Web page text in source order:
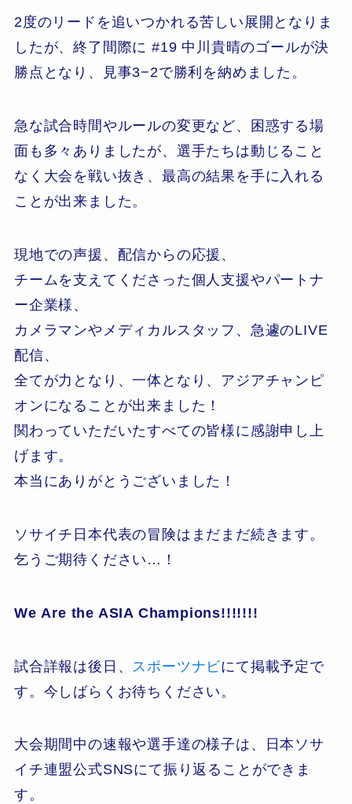
2度のリードを追いつかれる苦しい展開となりま
したが、終了間際に #19 中川貴晴のゴールが決
勝点となり、見事3−2で勝利を納めました。
急な試合時間やルールの変更など、困惑する場
面も多々ありましたが、選手たちは動じること
なく大会を戦い抜き、最高の結果を手に入れる
ことが出来ました。
現地での声援、配信からの応援、
チームを支えてくださった個人支援やパートナ
ー企業様、
カメラマンやメディカルスタッフ、急遽のLIVE
配信、
全てが力となり、一体となり、アジアチャンピ
オンになることが出来ました！
関わっていただいたすべての皆様に感謝申し上
げます。
本当にありがとうございました！
ソサイチ日本代表の冒険はまだまだ続きます。
乞うご期待ください…！
We Are the ASIA Champions!!!!!!!
試合詳報は後日、 スポーツナビにて掲載予定で
す。今しばらくお待ちください。
大会期間中の速報や選手達の様子は、日本ソサ
イチ連盟公式SNSにて振り返ることができま
す。